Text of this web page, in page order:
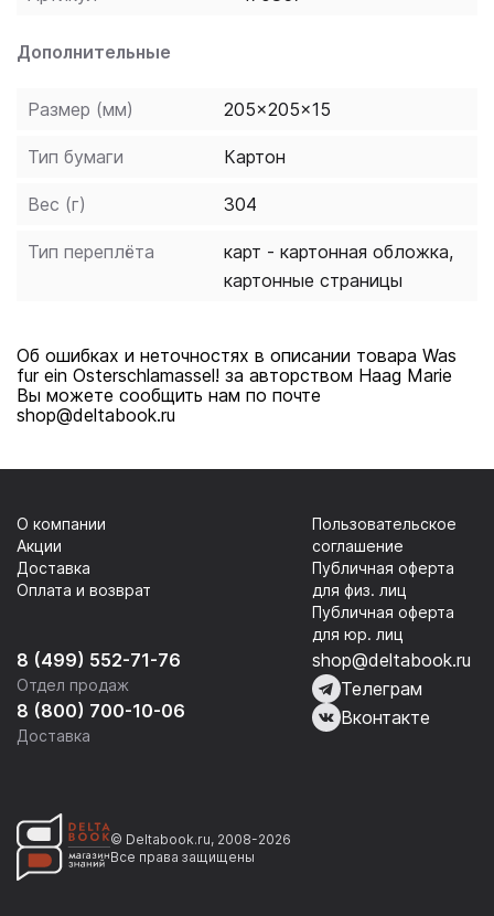
Дополнительные
Размер (мм) 205x205x15
Тип бумаги Картон
Вес (г) 304
Тип переплёта
карт - картонная обложка,
картонные страницы
Об ошибках и неточностях в описании товара Was
fur ein Osterschlamassel! за авторством Haag Marie
Вы можете сообщить нам по почте
shop@deltabook.ru
8 (499) 552-71-76
Отдел продаж
8 (800) 700-10-06
Доставка
О компании
Акции
Доставка
Оплата и возврат
Пользовательское
соглашение
Публичная оферта
для физ. лиц
Публичная оферта
для юр. лиц
shop@deltabook.ru
Телеграм
Вконтакте
© Deltabook.ru, 2008-2026
Все права защищены